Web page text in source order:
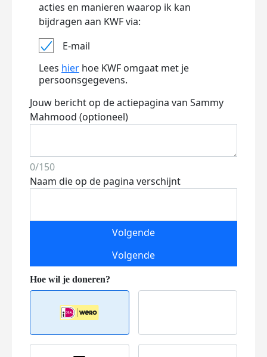
acties en manieren waarop ik kan
bijdragen aan KWF via:
E-mail
Lees hier hoe KWF omgaat met je
persoonsgegevens.
Jouw bericht op de actiepagina van Sammy
Mahmood (optioneel)
0/150
Naam die op de pagina verschijnt
Volgende
Volgende